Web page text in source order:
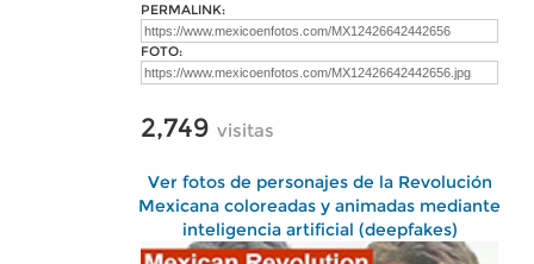
PERMALINK:
FOTO:
2,749 visitas
Ver fotos de personajes de la Revolución
Mexicana coloreadas y animadas mediante
inteligencia artificial (deepfakes)